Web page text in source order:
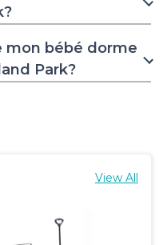
mon bébé dorme
Park?
View All